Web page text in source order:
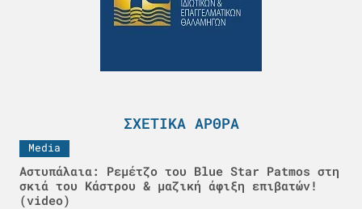
ΣΧΕΤΙΚΆ ΆΡΘΡΑ
Media
Αστυπάλαια: Ρεμέτζο του Blue Star Patmos στη
σκιά του Κάστρου & μαζική άφιξη επιβατών!
(video)